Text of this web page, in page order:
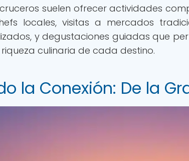
suelen ofrecer actividades
locales, visitas a mercados
y degustaciones guiadas que
culinaria de cada destino.
la Conexión: De la